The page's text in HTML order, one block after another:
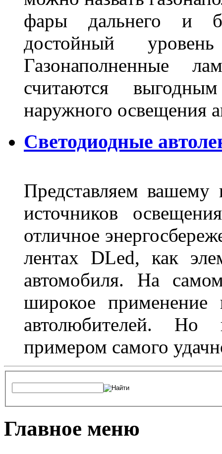
фары дальнего и
достойный
Газонаполненные
считаются
наружного освещения
Светодиодные
Представляем
источников
отличное
лентах DLed, как
автомобиля. На
широкое
автолюбителей. Но
примером самого
Главное меню